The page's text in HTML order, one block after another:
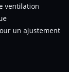
ventilation
un ajustement